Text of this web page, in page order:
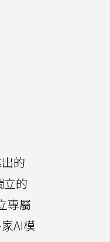
的
立的
專屬
AI模